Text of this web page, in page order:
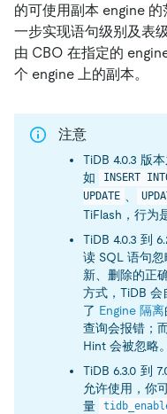
的可使用副本 engine
一步实现语句级别及表
由 CBO 在指定的
个 engine 上的副本。
注意
TiDB 4.0.3 版
如
INSERT
UPDATE
TiFlash，行为
TiDB 4.0.3 到
读 SQL 语句
新、删除的正
方式，TiDB 会
了 Engine 隔离
查询会报错；
Hint 会被忽略。
TiDB 6.3.0 到
允许使用，你
量